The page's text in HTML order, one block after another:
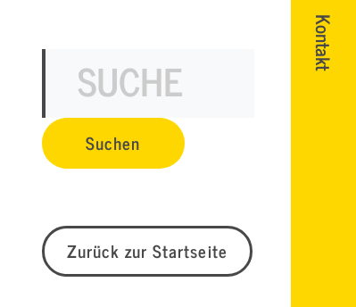
Kontakt
Zurück zur Startseite